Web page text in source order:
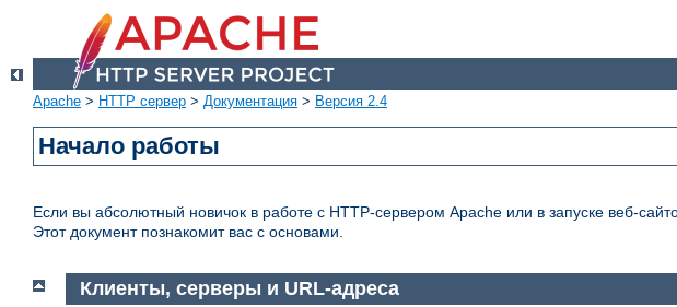
Apache > HTTP сервер > Документация > Версия 2.4
Начало работы
Если вы абсолютный новичок в работе с HTTP-сервером Apache или в запуске веб-
Этот документ познакомит вас с основами.
Клиенты, серверы и URL-адреса